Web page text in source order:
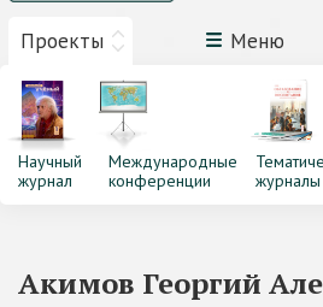
Проекты Меню
Научный
журнал
Международные
конференции
журналы
Акимов Георгий